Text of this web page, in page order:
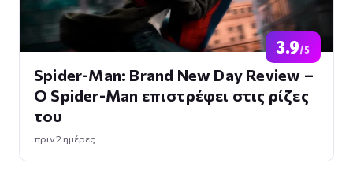
3.9/5
Spider-Man: Brand New Day Review –
Ο Spider-Man επιστρέφει στις ρίζες
του
πριν 2 ημέρες